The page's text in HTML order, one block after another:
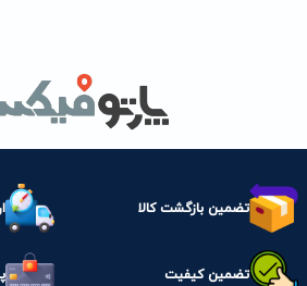
تضمین بازگشت کالا
تضمین کیفیت